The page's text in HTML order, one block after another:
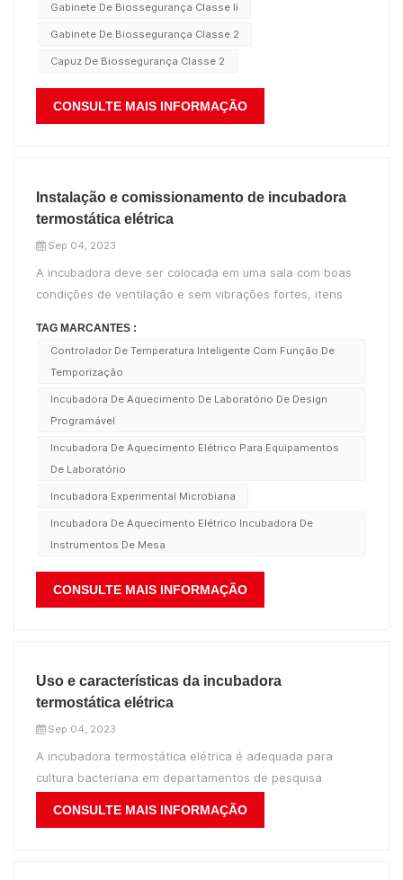
Gabinete De Biossegurança Classe Ii
Gabinete De Biossegurança Classe 2
Capuz De Biossegurança Classe 2
CONSULTE MAIS INFORMAÇÃO
Instalação e comissionamento de incubadora
termostática elétrica
Sep 04, 2023
A incubadora deve ser colocada em uma sala com boas
condições de ventilação e sem vibrações fortes, itens
umidade relativa ≤85% e sem gases
corrosivos. Incubadora termostát...
TAG MARCANTES :
Controlador De Temperatura Inteligente Com Função De
Temporização
Incubadora De Aquecimento De Laboratório De Design
Programável
Incubadora De Aquecimento Elétrico Para Equipamentos
De Laboratório
Incubadora Experimental Microbiana
Incubadora De Aquecimento Elétrico Incubadora De
Instrumentos De Mesa
CONSULTE MAIS INFORMAÇÃO
Uso e características da incubadora
termostática elétrica
Sep 04, 2023
A incubadora termostática elétrica é adequada para
cultura bacteriana em departamentos de pesquisa
farmacêutica, bioquímica e ciências agrícolas. A casca do
CONSULTE MAIS INFORMAÇÃO